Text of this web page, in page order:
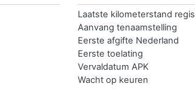
Laatste kilometerstand
Aanvang tenaamstelling
Eerste afgifte Nederland
Eerste toelating
Vervaldatum APK
Wacht op keuren